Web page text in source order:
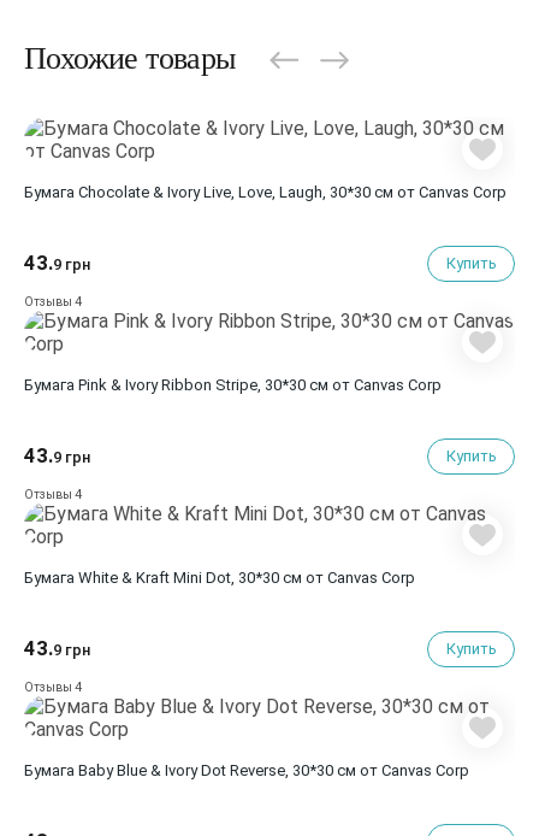
Похожие товары
Бумага Chocolate & Ivory Live, Love, Laugh, 30*30 см от Canvas Corp
43.9 грн Купить
Отзывы 4
Бумага Pink & Ivory Ribbon Stripe, 30*30 см от Canvas Corp
43.9 грн Купить
Отзывы 4
Бумага White & Kraft Mini Dot, 30*30 см от Canvas Corp
43.9 грн Купить
Отзывы 4
Бумага Baby Blue & Ivory Dot Reverse, 30*30 см от Canvas Corp